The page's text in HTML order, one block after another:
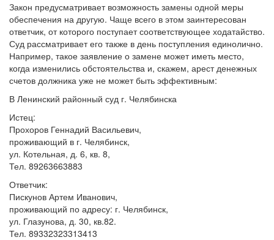
Закон предусматривает возможность замены одной меры
обеспечения на другую. Чаще всего в этом заинтересован
ответчик, от которого поступает соответствующее ходатайство.
Суд рассматривает его также в день поступления единолично.
Например, такое заявление о замене может иметь место,
когда изменились обстоятельства и, скажем, арест денежных
счетов должника уже не может быть эффективным:
В Ленинский районный суд г. Челябинска
Истец:
Прохоров Геннадий Васильевич,
проживающий в г. Челябинск,
ул. Котельная, д. 6, кв. 8,
Тел. 89263663883
Ответчик:
Пискунов Артем Иванович,
проживающий по адресу: г. Челябинск,
ул. Глазунова, д. 30, кв.82.
Тел. 89332323313413